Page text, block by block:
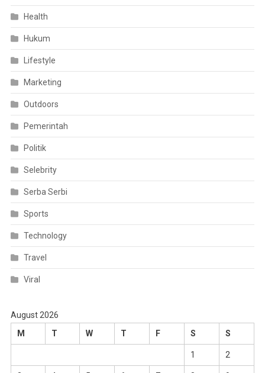
Health
Hukum
Lifestyle
Marketing
Outdoors
Pemerintah
Politik
Selebrity
Serba Serbi
Sports
Technology
Travel
Viral
August 2026
M
T W T F S S
1 2